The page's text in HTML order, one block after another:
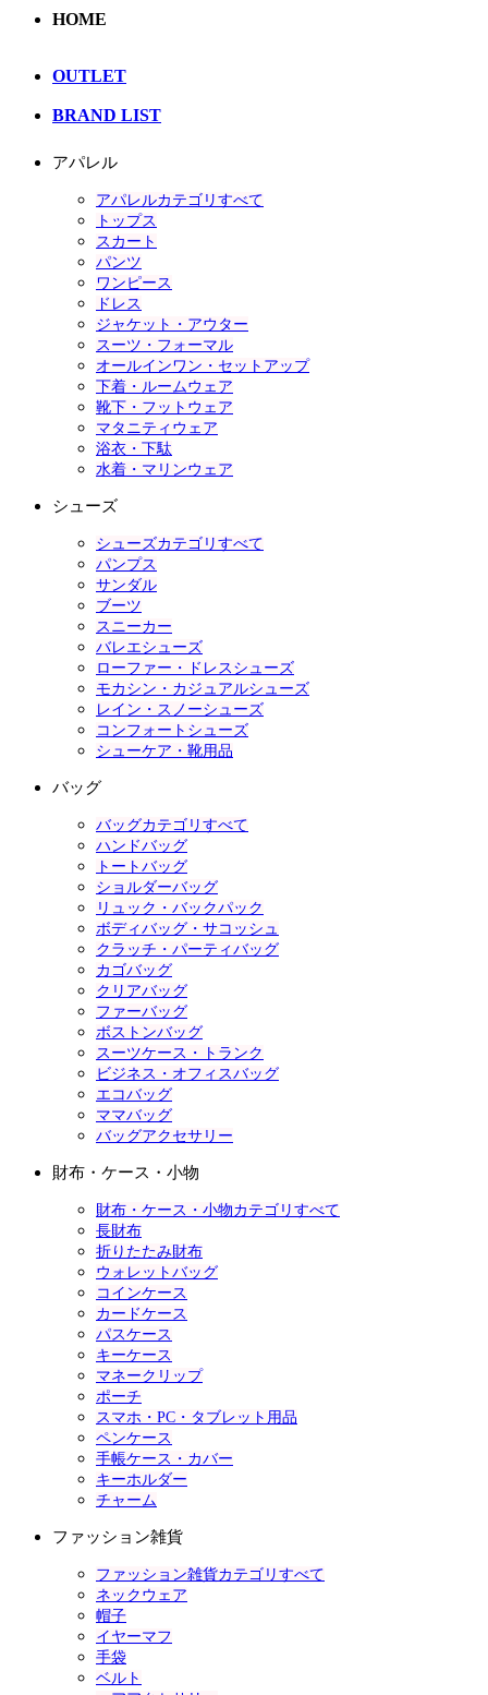
HOME
OUTLET
BRAND LIST
アパレル
アパレルカテゴリすべて
トップス
スカート
パンツ
ワンピース
ドレス
ジャケット・アウター
スーツ・フォーマル
オールインワン・セットアップ
下着・ルームウェア
靴下・フットウェア
マタニティウェア
浴衣・下駄
水着・マリンウェア
シューズ
シューズカテゴリすべて
パンプス
サンダル
ブーツ
スニーカー
バレエシューズ
ローファー・ドレスシューズ
モカシン・カジュアルシューズ
レイン・スノーシューズ
コンフォートシューズ
シューケア・靴用品
バッグ
バッグカテゴリすべて
ハンドバッグ
トートバッグ
ショルダーバッグ
リュック・バックパック
ボディバッグ・サコッシュ
クラッチ・パーティバッグ
カゴバッグ
クリアバッグ
ファーバッグ
ボストンバッグ
スーツケース・トランク
ビジネス・オフィスバッグ
エコバッグ
ママバッグ
バッグアクセサリー
財布・ケース・小物
財布・ケース・小物カテゴリすべて
長財布
折りたたみ財布
ウォレットバッグ
コインケース
カードケース
パスケース
キーケース
マネークリップ
ポーチ
スマホ・PC・タブレット用品
ペンケース
手帳ケース・カバー
キーホルダー
チャーム
ファッション雑貨
ファッション雑貨カテゴリすべて
ネックウェア
帽子
イヤーマフ
手袋
ベルト